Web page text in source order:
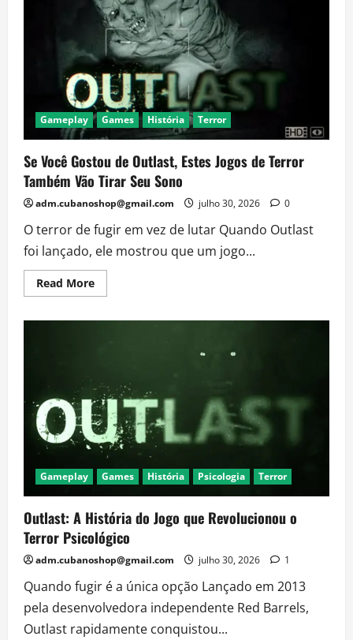
Gameplay Games História Terror
Se Você Gostou de Outlast, Estes Jogos de Terror
Também Vão Tirar Seu Sono
adm.cubanoshop@gmail.com julho 30, 2026 0
O terror de fugir em vez de lutar Quando Outlast
foi lançado, ele mostrou que um jogo...
Read MoreRead
more
Jogos
de
Terror
Também
Vão
Tirar
Seu
Sono
Gameplay Games História Psicologia Terror
Outlast: A História do Jogo que Revolucionou o
Terror Psicológico
adm.cubanoshop@gmail.com julho 30, 2026 1
Quando fugir é a única opção Lançado em 2013
pela desenvolvedora independente Red Barrels,
Outlast rapidamente conquistou...